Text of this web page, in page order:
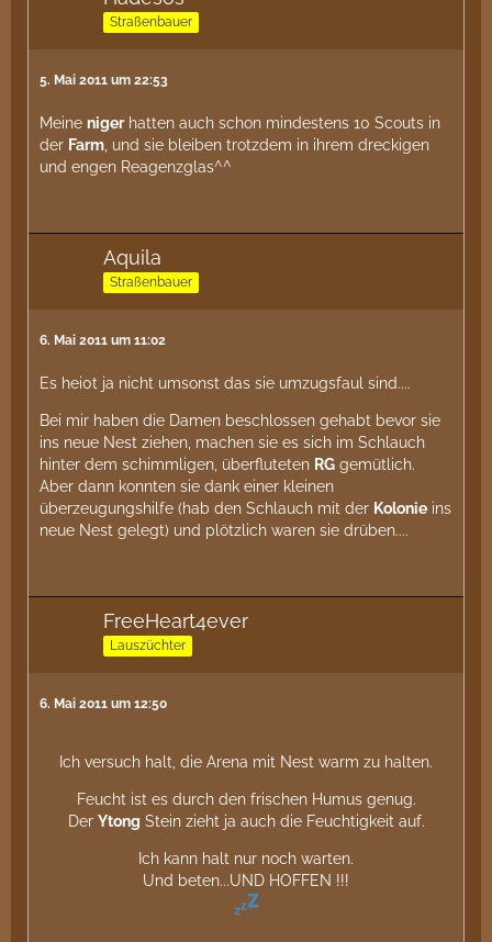
Straßenbauer
5. Mai 2011 um 22:53
Meine nigerhatten auch schon mindestens 10 Scouts in
der Farm , und sie bleiben trotzdem in ihrem dreckigen
und engen Reagenzglas^^
Aquila
Straßenbauer
6. Mai 2011 um 11:02
Es hei0t ja nicht umsonst das sie umzugsfaul sind....
Bei mir haben die Damen beschlossen gehabt bevor sie
ins neue Nest ziehen, machen sie es sich im Schlauch
hinter dem schimmligen, überfluteten RG gemütlich.
Aber dann konnten sie dank einer kleinen
überzeugungshilfe (hab den Schlauch mit der Kolonie ins
neue Nest gelegt) und plötzlich waren sie drüben....
FreeHeart4ever
Lauszüchter
6. Mai 2011 um 12:50
Ich versuch halt, die Arena mit Nest warm zu halten.
Feucht ist es durch den frischen Humus genug.
Der Ytong Stein zieht ja auch die Feuchtigkeit auf.
Ich kann halt nur noch warten.
Und beten...UND HOFFEN !!!